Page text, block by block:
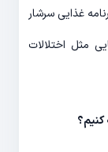
غذایی سرشار
مثل اختلالات